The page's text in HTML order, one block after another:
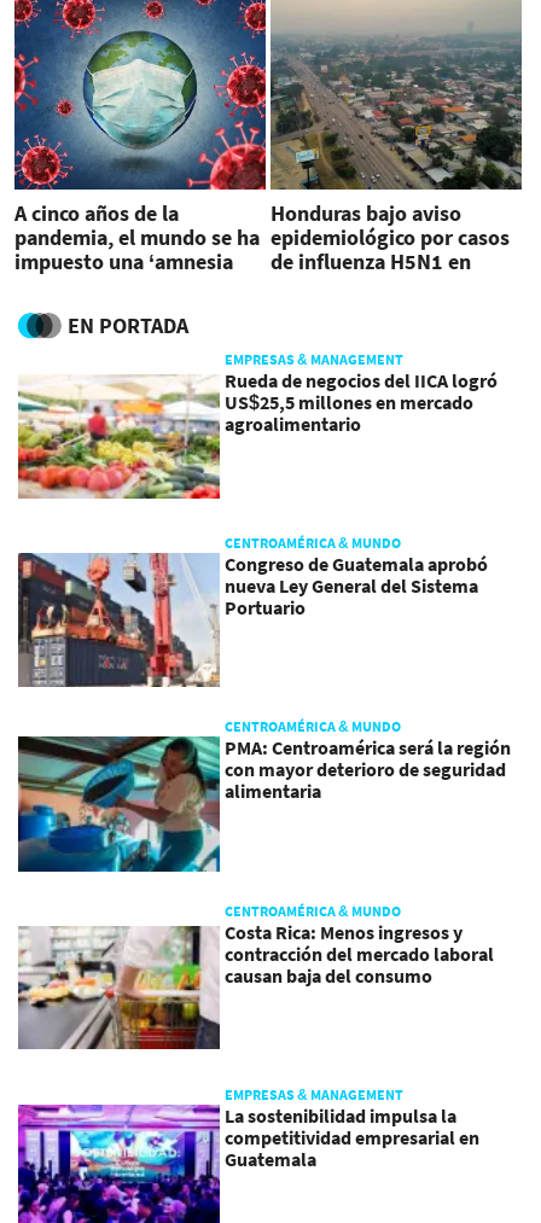
A cinco años de la
pandemia, el mundo se ha
impuesto una ‘amnesia
Honduras bajo aviso
epidemiológico por casos
de influenza H5N1 en
EN PORTADA
EMPRESAS & MANAGEMENT
Rueda de negocios del IICA logró
US$25,5 millones en mercado
agroalimentario
CENTROAMÉRICA & MUNDO
Congreso de Guatemala aprobó
nueva Ley General del Sistema
Portuario
CENTROAMÉRICA & MUNDO
PMA: Centroamérica será la región
con mayor deterioro de seguridad
alimentaria
CENTROAMÉRICA & MUNDO
Costa Rica: Menos ingresos y
contracción del mercado laboral
causan baja del consumo
EMPRESAS & MANAGEMENT
La sostenibilidad impulsa la
competitividad empresarial en
Guatemala